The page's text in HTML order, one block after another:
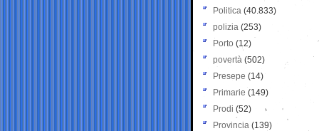
Politica (40.833)
polizia (253)
Porto (12)
povertà (502)
Presepe (14)
Primarie (149)
Prodi (52)
Provincia (139)